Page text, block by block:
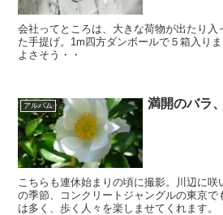
会社ってところは、大きな荷物が出たり入
た手提げ。1m四方ダンボールで５箱入り
よさそう・・
アルバム 満開のバラ
こちらも連休始まりの頃に撮影。川辺に咲
の季節、コンクリートジャングルの東京で
は多く、歩く人々を楽しませてくれます。